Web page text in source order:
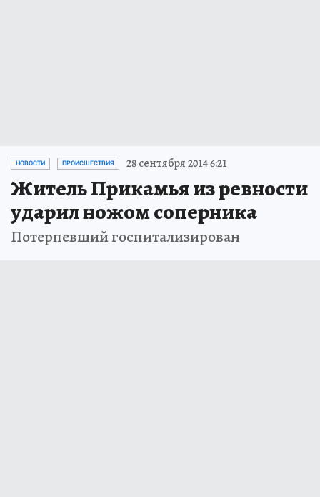
НОВОСТИ ПРОИСШЕСТВИЯ 28 сентября 2014 6:21
Житель Прикамья из ревности
ударил ножом соперника
Потерпевший госпитализирован